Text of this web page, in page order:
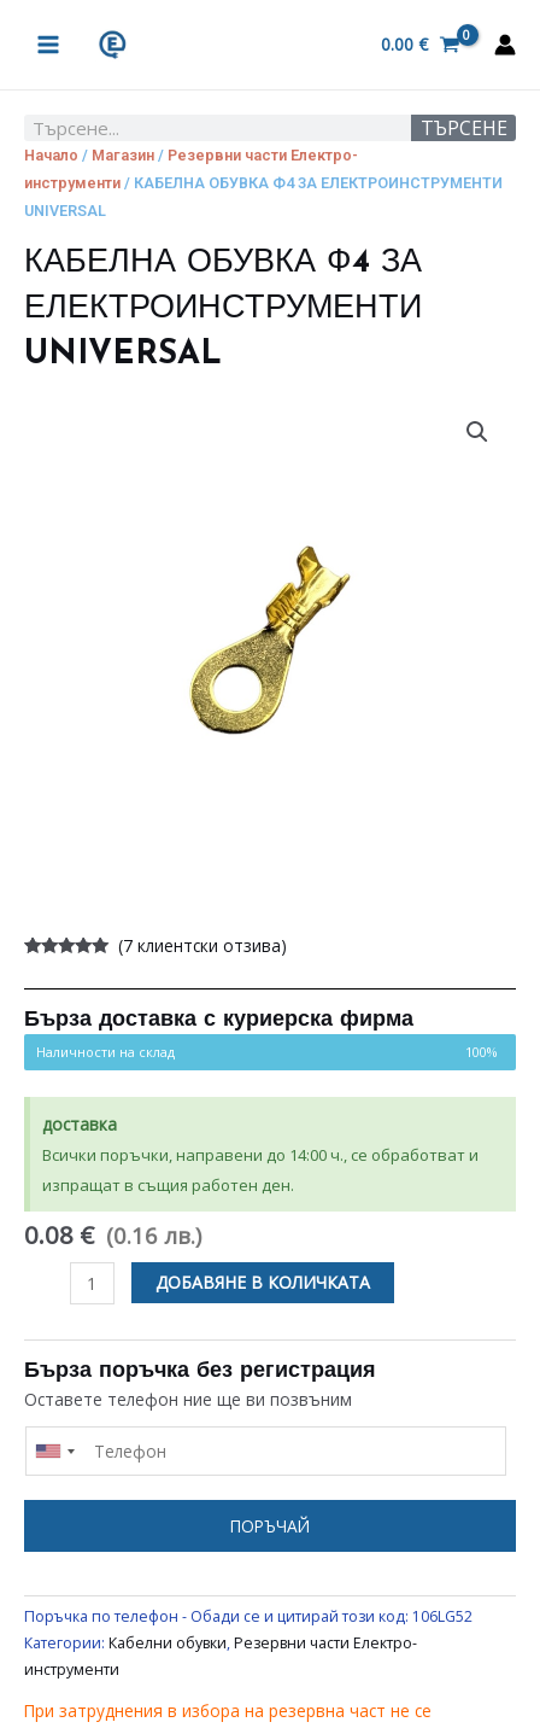
MENU
0.00 €
Search ТЪРСЕНЕ
Начало / Магазин / Резервни части Електро-
инструменти / КАБЕЛНА ОБУВКА Ф4 ЗА ЕЛЕКТРОИНСТРУМЕНТИ
UNIVERSAL
КАБЕЛНА ОБУВКА Ф4 ЗА
ЕЛЕКТРОИНСТРУМЕНТИ
UNIVERSAL
5.00от 5,
потребителски
оценки
(7клиентски отзива)
Бърза доставка с куриерска фирма
Наличности на склад 100%
доставка
Всички поръчки, направени до 14:00 ч., се обработват и
изпращат в същия работен ден.
0.08 € (0.16 лв.)
количество
КАБЕЛНА
ОБУВКА
Ф4
ЗА
ЕЛЕКТРОИНСТРУМЕНТИ
ДОБАВЯНЕ В КОЛИЧКАТА
Бърза поръчка без регистрация
Оставете телефон ние ще ви позвъним
ПОРЪЧАЙ
Поръчка по телефон - Обади се и цитирай този код: 106LG52
Категории: Кабелни обувки,Резервни части Електро-
инструменти
При затруднения в избора на резервна част не се